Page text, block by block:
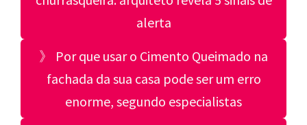
alerta
》 Por que usar o Cimento Queimado na
fachada da sua casa pode ser um erro
enorme, segundo especialistas